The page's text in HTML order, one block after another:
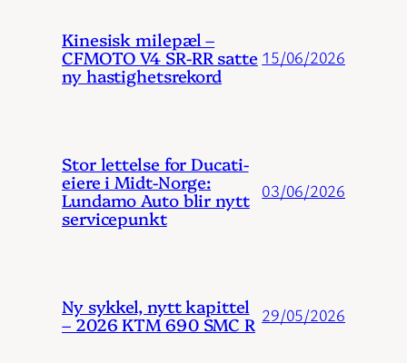
Kinesisk milepæl –
CFMOTO V4 SR-RR satte
ny hastighetsrekord
15/06/2026
Stor lettelse for Ducati-
eiere i Midt-Norge:
Lundamo Auto blir nytt
servicepunkt
03/06/2026
Ny sykkel, nytt kapittel
– 2026 KTM 690 SMC R 29/05/2026